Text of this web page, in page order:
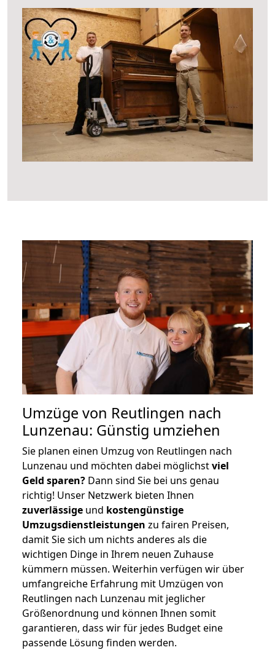
Umzüge von Reutlingen nach
Lunzenau: Günstig umziehen
Sie planen einen Umzug von Reutlingen nach
Lunzenau und möchten dabei möglichstviel
Geld sparen? Dann sind Sie bei uns genau
richtig! Unser Netzwerk bieten Ihnen
zuverlässige und kostengünstige
Umzugsdienstleistungen zu fairen Preisen,
damit Sie sich um nichts anderes als die
wichtigen Dinge in Ihrem neuen Zuhause
kümmern müssen. Weiterhin verfügen wir über
umfangreiche Erfahrung mit Umzügen von
Reutlingen nach Lunzenau mit jeglicher
Größenordnung und können Ihnen somit
garantieren, dass wir für jedes Budget eine
passende Lösung finden werden.